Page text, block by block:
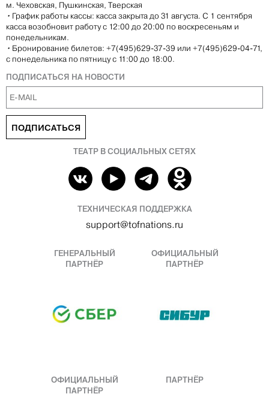
м. Чеховская, Пушкинская, Тверская
• График работы кассы: касса закрыта до 31 августа. С 1 сентября
касса возобновит работу с 12:00 до 20:00 по воскресеньям и
понедельникам.
• Бронирование билетов: +7(495)629-37-39 или +7(495)629-04-71,
с понедельника по пятницу с 11:00 до 18:00.
ПОДПИСАТЬСЯ НА НОВОСТИ
ПОДПИСАТЬСЯ
ТЕАТР В СОЦИАЛЬНЫХ СЕТЯХ
ТЕХНИЧЕСКАЯ ПОДДЕРЖКА
support@tofnations.ru
ГЕНЕРАЛЬНЫЙ
ПАРТНЁР
ОФИЦИАЛЬНЫЙ
ПАРТНЁР
ОФИЦИАЛЬНЫЙ
ПАРТНЁР
ПАРТНЁР